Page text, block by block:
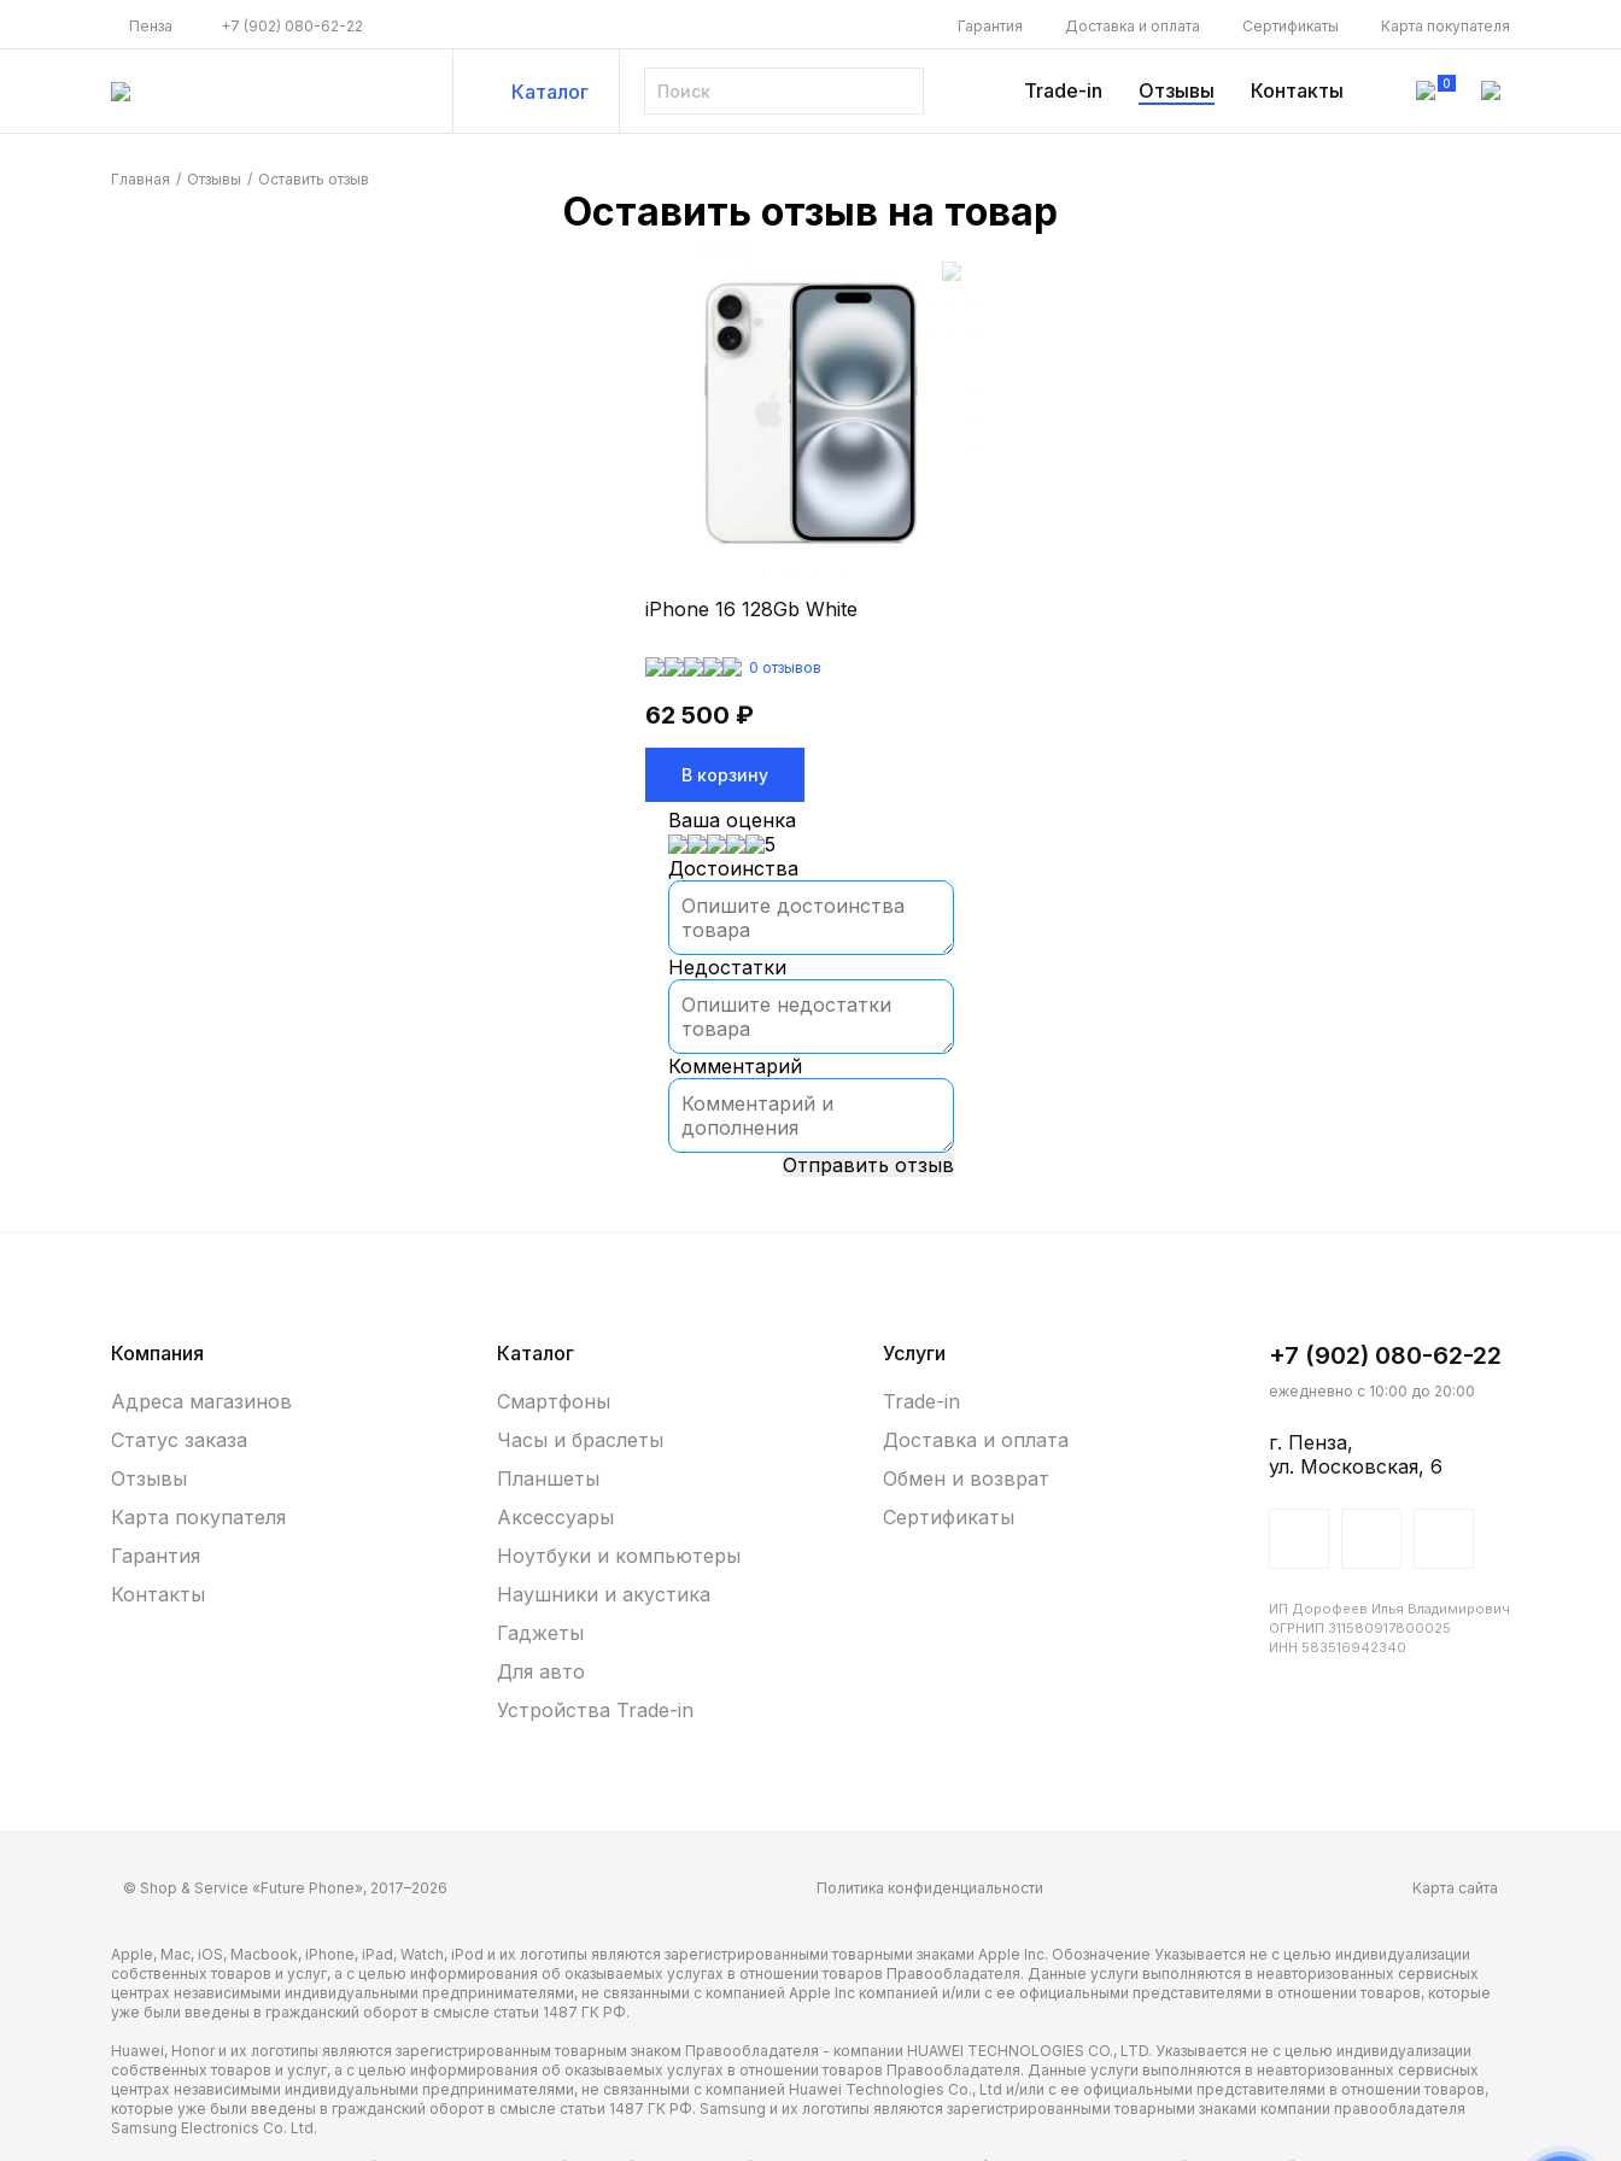
Пенза +7 (902) 080-62-22 Гарантия Доставка и оплата Сертификаты Карта покупателя
Каталог Trade-in Отзывы Контакты 0
Главная / Отзывы / Оставить отзыв
Оставить отзыв на товар
iPhone 16 128Gb White
0 отзывов
62 500 ₽
В корзину
Ваша оценка
5
Достоинства
Недостатки
Комментарий
Отправить отзыв
Компания
Адреса магазинов
Статус заказа
Отзывы
Карта покупателя
Гарантия
Контакты
Каталог
Смартфоны
Часы и браслеты
Планшеты
Аксессуары
Ноутбуки и компьютеры
Наушники и акустика
Гаджеты
Для авто
Устройства Trade-in
Услуги
Trade-in
Доставка и оплата
Обмен и возврат
Сертификаты
+7 (902) 080-62-22
ежедневно с 10:00 до 20:00
г. Пенза,
ул. Московская, 6
ИП Дорофеев Илья Владимирович
ОГРНИП 311580917800025
ИНН 583516942340
© Shop & Service «Future Phone», 2017–2026 Политика конфиденциальности Карта сайта
Apple, Mac, iOS, Macbook, iPhone, iPad, Watch, iPod и их логотипы являются зарегистрированными товарными знаками Apple Inc. Обозначение Указывается не с целью индивидуализации
собственных товаров и услуг, а с целью информирования об оказываемых услугах в отношении товаров Правообладателя. Данные услуги выполняются в неавторизованных сервисных
центрах независимыми индивидуальными предпринимателями, не связанными с компанией Apple Inc компанией и/или с ее официальными представителями в отношении товаров, которые
уже были введены в гражданский оборот в смысле статьи 1487 ГК РФ.
Huawei, Honor и их логотипы являются зарегистрированным товарным знаком Правообладателя - компании HUAWEI TECHNOLOGIES CO., LTD. Указывается не с целью индивидуализации
собственных товаров и услуг, а с целью информирования об оказываемых услугах в отношении товаров Правообладателя. Данные услуги выполняются в неавторизованных сервисных
центрах независимыми индивидуальными предпринимателями, не связанными с компанией Huawei Technologies Co., Ltd и/или с ее официальными представителями в отношении товаров,
которые уже были введены в гражданский оборот в смысле статьи 1487 ГК РФ. Samsung и их логотипы являются зарегистрированными товарными знаками компании правообладателя
Samsung Electronics Co. Ltd.